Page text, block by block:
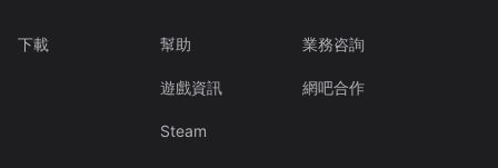
下載 幫助
遊戲資訊
Steam
業務咨詢
網吧合作